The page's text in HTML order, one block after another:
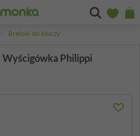
Breloki do kluczy
Philippi